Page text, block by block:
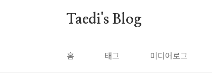
Taedi's Blog
홈 태그 미디어로그